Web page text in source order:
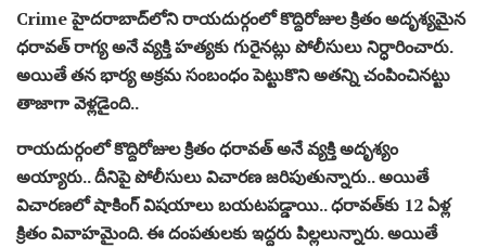
Crime హైదరాబాద్‌లోని రాయదుర్గంలో కొద్దిరోజుల క్రితం అదృశ్యమైన
ధరావత్ రాగ్య అనే వ్యక్తి హత్యకు గురైనట్లు పోలీసులు నిర్ధారించారు.
అయితే తన భార్య అక్రమ సంబంధం పెట్టుకొని అతన్ని చంపించినట్టు
తాజాగా వెళ్లడైంది..
రాయదుర్గంలో కొద్దిరోజుల క్రితం ధరావత్ అనే వ్యక్తి అదృశ్యం
అయ్యారు.. దీనిపై పోలీసులు విచారణ జరిపుతున్నారు.. అయితే
విచారణలో షాకింగ్ విషయాలు బయటపడ్డాయి.. ధరావత్‌కు 12 ఏళ్ల
క్రితం వివాహమైంది. ఈ దంపతులకు ఇద్దరు పిల్లలున్నారు. అయితే